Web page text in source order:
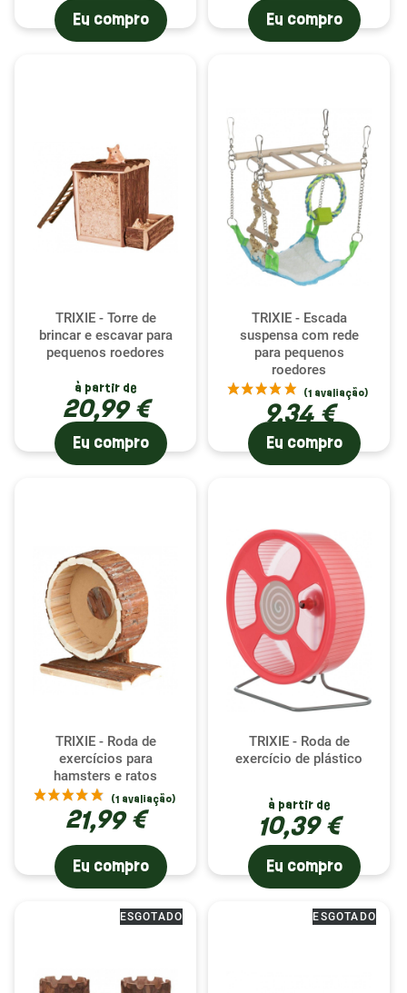
(1 avaliação)
Eu compro Eu compro
TRIXIE - Torre de
brincar e escavar para
pequenos roedores
à partir de
20,99 €
Eu compro
TRIXIE - Escada
suspensa com rede
para pequenos
roedores
9,34 €
Eu compro
TRIXIE - Roda de
exercícios para
hamsters e ratos
21,99 €
Eu compro
TRIXIE - Roda de
exercício de plástico
à partir de
10,39 €
Eu compro
ESGOTADO ESGOTADO